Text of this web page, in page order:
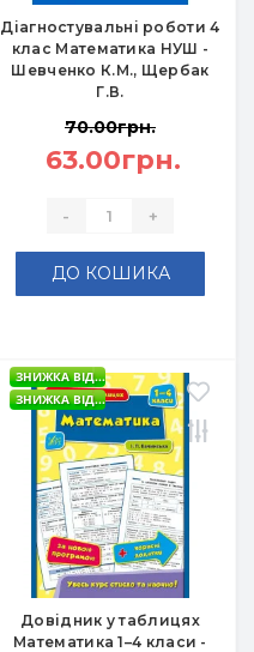
Діагностувальні роботи 4
клас Математика НУШ -
Шевченко К.М., Щербак
Г.В.
70.00грн.
63.00грн.
- +
ДО КОШИКА
Довідник у таблицях
Математика 1–4 класи -
ЗНИЖКА ВІД...
ЗНИЖКА ВІД...